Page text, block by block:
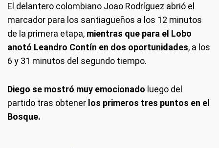
El delantero colombiano Joao Rodríguez abrió el
marcador para los santiagueños a los 12 minutos
de la primera etapa, mientras que para el Lobo
anotó Leandro Contín en dos oportunidades, a los
6 y 31 minutos del segundo tiempo.
Diego se mostró muy emocionado luego del
partido tras obtener los primeros tres puntos en el
Bosque.